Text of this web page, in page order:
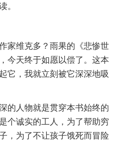
。
家维克多？雨果的《悲惨世
今天终于如愿以偿了。这本
它，我就立刻被它深深地吸
的人物就是贯穿本书始终的
个诚实的工人，为了帮助穷
，为了不让孩子饿死而冒险